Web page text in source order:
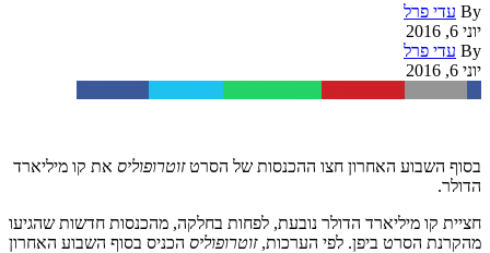
By עדי פרל
יוני 6, 2016
By עדי פרל
יוני 6, 2016
בסוף השבוע האחרון חצו ההכנסות של הסרטזוטרופוליס את קו מיליארד
הדולר.
חציית קו מיליארד הדולר נובעת, לפחות בחלקה, מהכנסות חדשות שהגיעו
מהקרנת הסרט ביפן. לפי הערכות,זוטרופוליס הכניס בסוף השבוע האחרון